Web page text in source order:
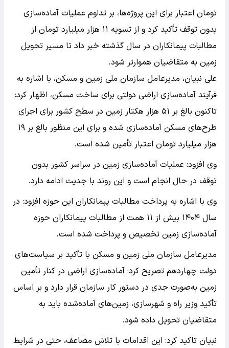
تومان اعتبار برای این پروژه‌ها، بر تداوم عملیات آماده‌سازی
بدون توقف تأکید کرد و از تسویه ۱۱ هزار میلیارد تومان از
مطالبات پیمانکاران در سال گذشته خبر داد تا مسیر تحویل
زمین به متقاضیان هموارتر شود.
علی نبیان، مدیرعامل سازمان ملی زمین و مسکن، با اشاره به
فرآیند آماده‌سازی اراضی دولتی برای ساخت مسکن، اظهار کرد:‌
تاکنون بالغ بر ۵۱ هزار هکتار زمین در سطح کشور برای اجرای
طرح‌های مسکن آماده‌سازی شده و برای این منظور بالغ بر ۱۹
هزار میلیارد تومان اعتبار تأمین شده است.
وی افزود: عملیات آماده‌سازی زمین در سراسر کشور بدون
توقف در حال انجام است و این روند با جدیت ادامه دارد.
وی با اشاره به پرداخت مطالبات پیمانکاران این حوزه افزود: در
سال ۱۴۰۴ بیش از ۱۱ همت از مطالبات پیمانکاران حوزه
آماده‌سازی زمین تخصیص و پرداخت شده است.
مدیرعامل سازمان ملی زمین و مسکن با تأکید بر سیاست‌های
دولت چهاردهم تصریح کرد: آماده‌سازی اراضی در کنار تأمین
زمین به‌صورت جدی در دستور کار سازمان قرار دارد و بر اساس
تأکید وزیر راه و شهرسازی، زمین‌های آماده‌شده باید به
متقاضیان تحویل داده شود.
نبیان تاکید کرد: این اقدامات با تلاش مضاعف، حتی در شرایط